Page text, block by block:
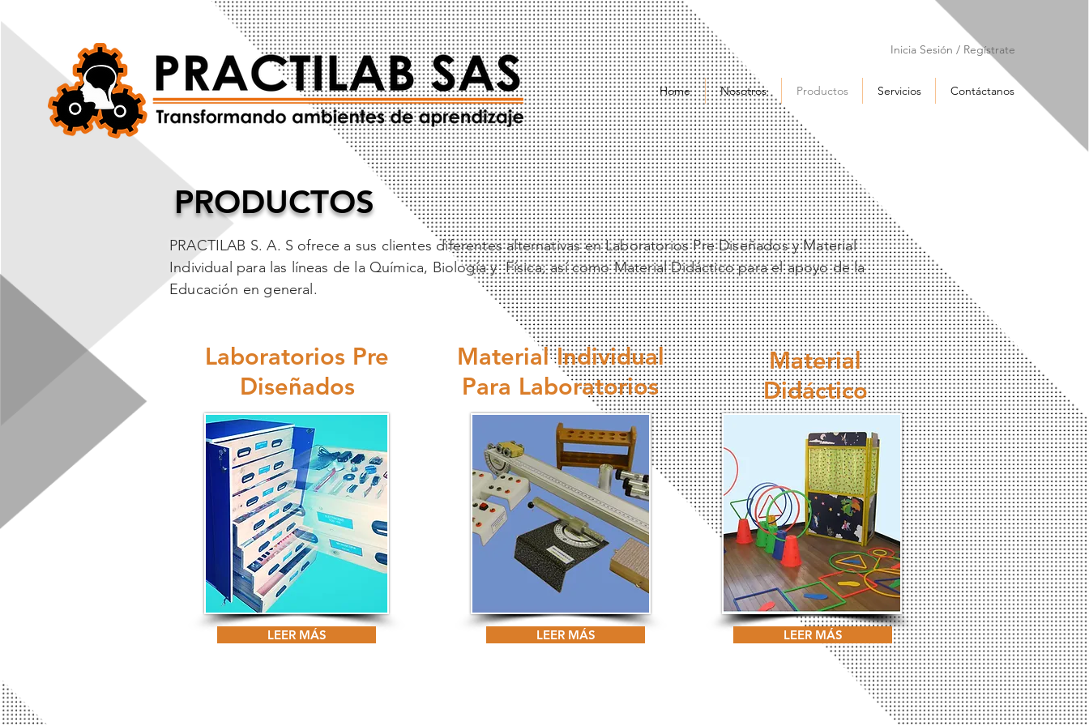
Inicia Sesión / Regístrate
Home Nosotros Productos Servicios Contáctanos
PRODUCTOS
PRACTILAB S. A. S ofrece a sus clientes diferentes alternativas en Laboratorios Pre Diseñados y Material
Individual para las líneas de la Química, Biología y Física; así como Material Didáctico para el apoyo de la
Educación en general.
Laboratorios Pre
Diseñados
LEER MÁS
Material Individual
Para Laboratorios
LEER MÁS
Material
Didáctico
LEER MÁS